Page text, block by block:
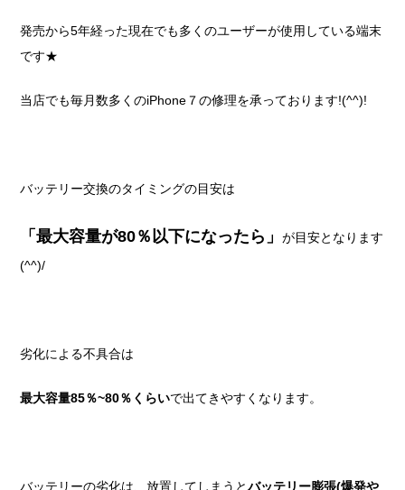
発売から5年経った現在でも多くのユーザーが使用している端末
です★
当店でも毎月数多くのiPhone７の修理を承っております!(^^)!
バッテリー交換のタイミングの目安は
「最大容量が80％以下になったら」が目安となります
(^^)/
劣化による不具合は
最大容量85％~80％くらいで出てきやすくなります。
バッテリーの劣化は、放置してしまうとバッテリー膨張(爆発や